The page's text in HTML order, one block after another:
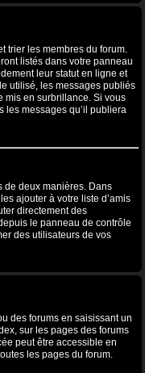
trier les membres du forum.
listés dans votre panneau
leur statut en ligne et
utilisé, les messages publiés
mis en surbrillance. Si vous
les messages qu’il publiera
de deux manières. Dans
ajouter à votre liste d’amis
directement des
le panneau de contrôle
des utilisateurs de vos
des forums en saisissant un
sur les pages des forums
peut être accessible en
les pages du forum.